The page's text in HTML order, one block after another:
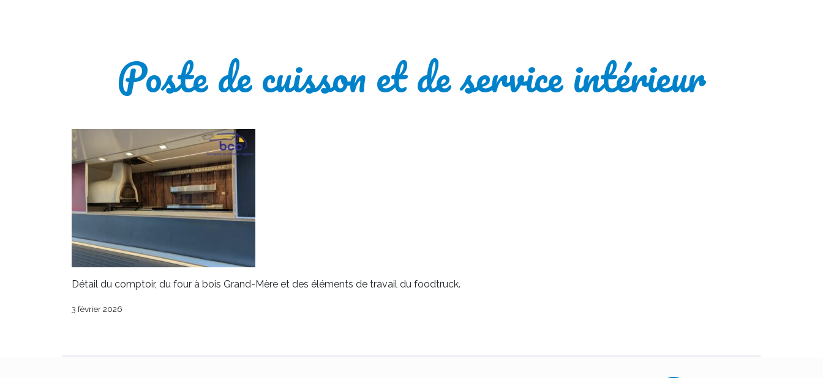
Poste de cuisson et de service intérieur
Détail du comptoir, du four à bois Grand-Mère et des éléments de travail du foodtruck.
3 février 2026